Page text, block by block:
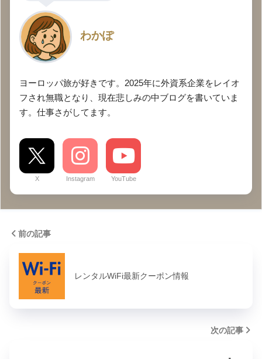
わかぽ
ヨーロッパ旅が好きです。2025年に外資系企業をレイオ
フされ無職となり、現在悲しみの中ブログを書いていま
す。仕事さがしてます。
X Instagram YouTube
前の記事
レンタルWiFi最新クーポン情報
次の記事